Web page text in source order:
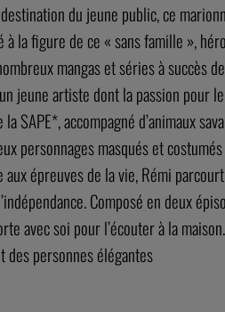
du jeune public, ce
à la figure de ce « sans famille »,
mangas et séries à succès
jeune artiste dont la passion pour
SAPE*, accompagné d’animaux
personnages masqués et
épreuves de la vie, Rémi
Composé en deux
avec soi pour l’écouter à la maison.
des personnes élégantes